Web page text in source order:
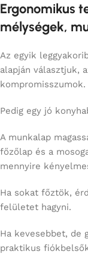
Ergonomikus
mélységek,
Az egyik
alapján választjuk,
kompromisszumok.
Pedig egy jó
A munkalap
főzőlap és a
mennyire
Ha sokat főztök,
felületet hagyni.
Ha kevesebbet, de
praktikus